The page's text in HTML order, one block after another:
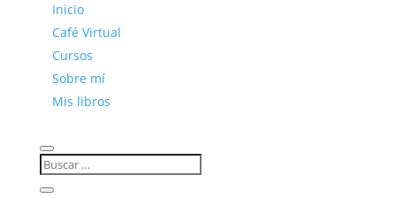
Inicio
Café Virtual
Cursos
Sobre mí
Mis libros